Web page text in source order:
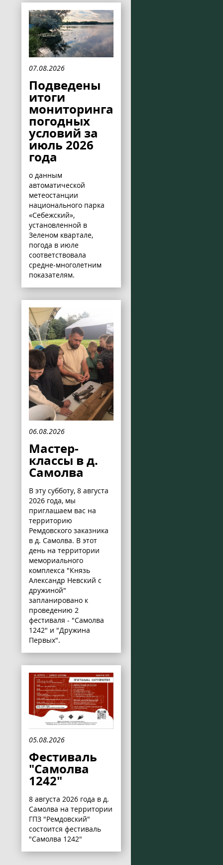
07.08.2026
Подведены
итоги
мониторинга
погодных
условий за
июль 2026
года
о данным
автоматической
метеостанции
национального парка
«Себежский»,
установленной в
Зеленом квартале,
погода в июле
соответствовала
средне-многолетним
показателям.
06.08.2026
Мастер-
классы в д.
Самолва
В эту субботу, 8 августа
2026 года, мы
приглашаем вас на
территорию
Ремдовского заказника
в д. Самолва. В этот
день на территории
мемориального
комплекса "Князь
Александр Невский с
дружиной"
запланировано к
проведению 2
фестиваля - "Самолва
1242" и "Дружина
Первых".
05.08.2026
Фестиваль
"Самолва
1242"
8 августа 2026 года в д.
Самолва на территории
ГПЗ "Ремдовский"
состоится фестиваль
"Самолва 1242"